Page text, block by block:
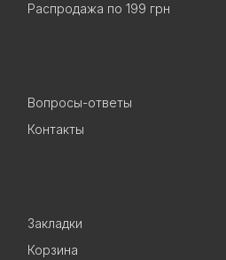
Распродажа по 199 грн
Вопросы-ответы
Контакты
Закладки
Корзина